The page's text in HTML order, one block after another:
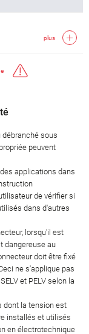
plus
débranché sous
peuvent
applications dans
de vérifier si
dans d'autres
lorsqu'il est
dangereuse au
doit être fixé
ne s'applique pas
et PELV selon la
dont la tension est
installés et utilisés
en électrotechnique